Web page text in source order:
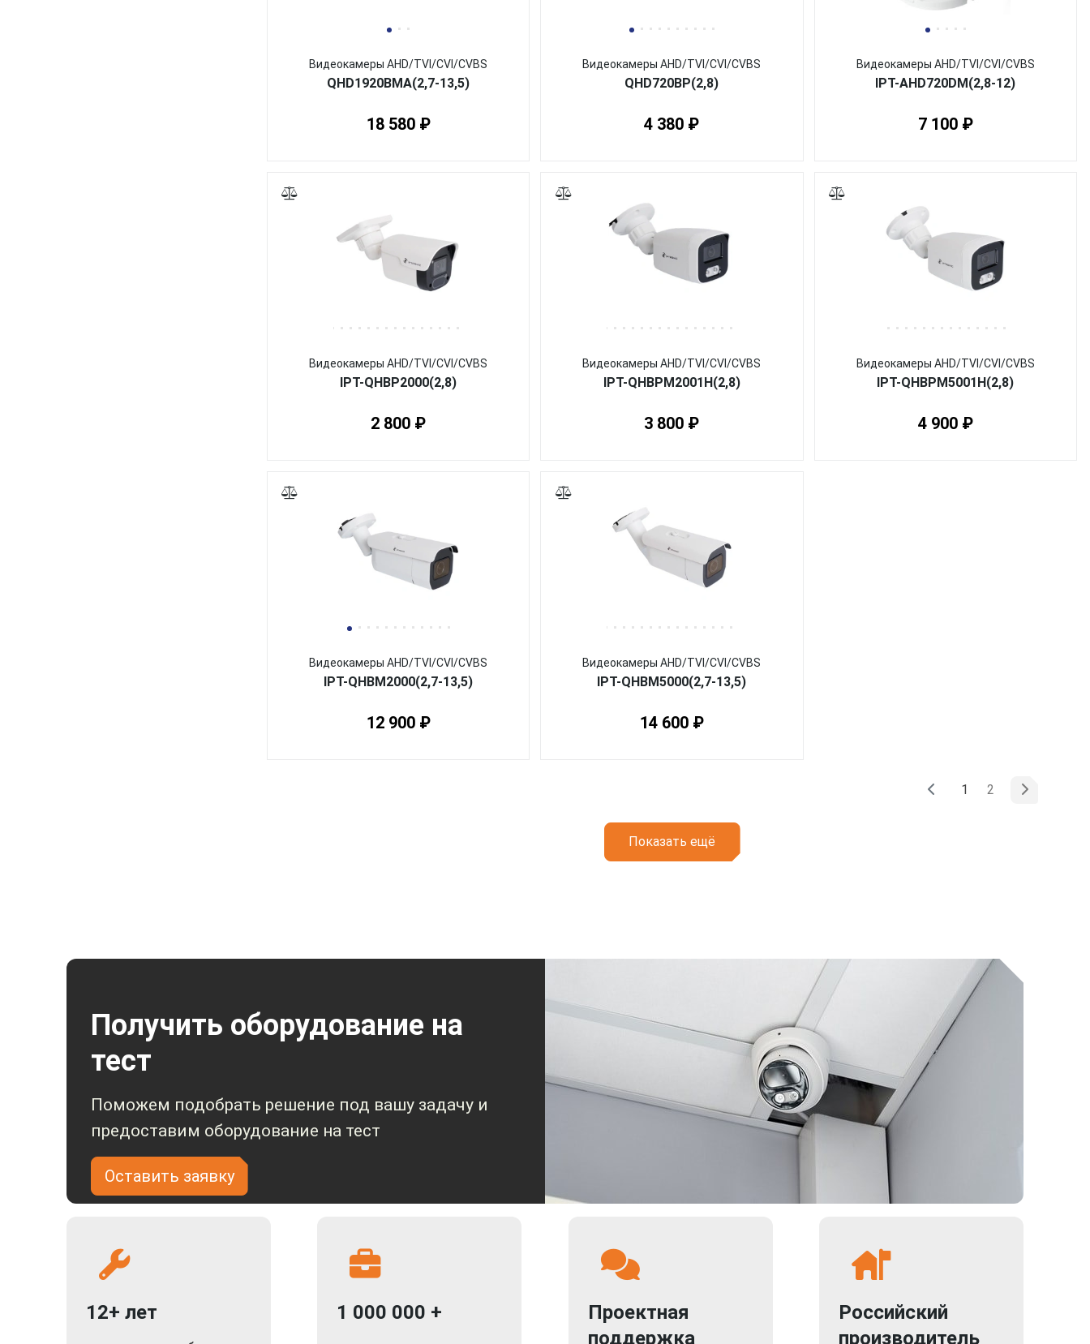
Видеокамеры AHD/TVI/CVI/CVBS
QHD1920BMA(2,7-13,5)
18 580 ₽
Видеокамеры AHD/TVI/CVI/CVBS
QHD720BP(2,8)
4 380 ₽
Видеокамеры AHD/TVI/CVI/CVBS
IPT-AHD720DM(2,8-12)
7 100 ₽
Видеокамеры AHD/TVI/CVI/CVBS
IPT-QHBP2000(2,8)
2 800 ₽
Видеокамеры AHD/TVI/CVI/CVBS
IPT-QHBPM2001H(2,8)
3 800 ₽
Видеокамеры AHD/TVI/CVI/CVBS
IPT-QHBPM5001H(2,8)
4 900 ₽
Видеокамеры AHD/TVI/CVI/CVBS
IPT-QHBM2000(2,7-13,5)
12 900 ₽
Видеокамеры AHD/TVI/CVI/CVBS
IPT-QHBM5000(2,7-13,5)
14 600 ₽
1 (текущая)
2
Показать ещё
Получить оборудование на
тест
Поможем подобрать решение под вашу задачу и
предоставим оборудование на тест
Оставить заявку
12+ лет 1 000 000 +
Проектная
поддержка
Российский
производитель